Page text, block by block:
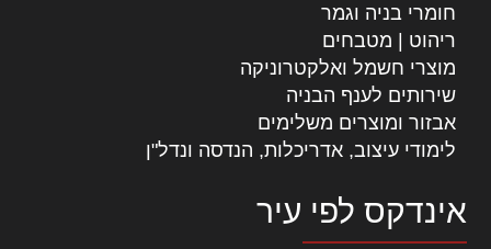
חומרי בניה וגמר
ריהוט | מטבחים
מוצרי חשמל ואלקטרוניקה
שירותים לענף הבניה
אבזור ומוצרים משלימים
לימודי עיצוב, אדריכלות, הנדסה ונדל"ן
אינדקס לפי עיר